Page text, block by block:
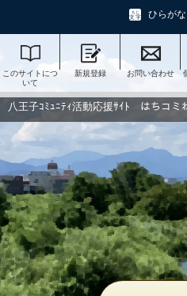
ひらが
このサイトにつ
いて
新規登録 お問い合わせ
八王子ｺﾐｭﾆﾃｨ活動応援ｻｲﾄ はちコミ